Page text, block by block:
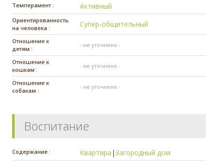
Темперамент : Активный
Ориентированность
на человека :
Супер-общительный
Отношение к
детям :
- не уточнено -
Отношение к
кошкам :
- не уточнено -
Отношение к
собакам :
- не уточнено -
Воспитание
Содержание : Квартира |Загородный дом